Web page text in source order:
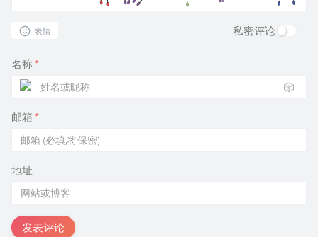
表情 私密评论
名称 *
🎲
邮箱 *
地址
发表评论